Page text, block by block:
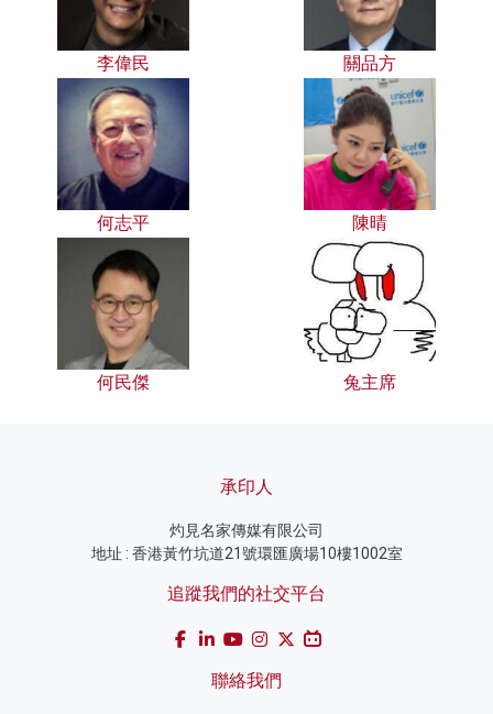
李偉民 關品方
何志平 陳晴
何民傑 兔主席
承印人
灼見名家傳媒有限公司
地址 : 香港黃竹坑道21號環匯廣場10樓1002室
追蹤我們的社交平台
聯絡我們